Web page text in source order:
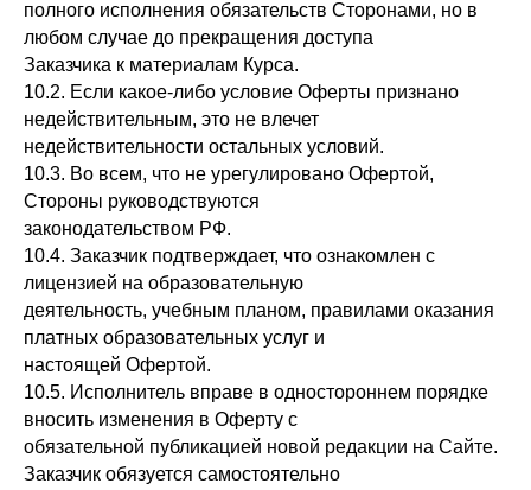
полного исполнения обязательств Сторонами, но в
любом случае до прекращения доступа
Заказчика к материалам Курса.
10.2. Если какое-либо условие Оферты признано
недействительным, это не влечет
недействительности остальных условий.
10.3. Во всем, что не урегулировано Офертой,
Стороны руководствуются
законодательством РФ.
10.4. Заказчик подтверждает, что ознакомлен с
лицензией на образовательную
деятельность, учебным планом, правилами оказания
платных образовательных услуг и
настоящей Офертой.
10.5. Исполнитель вправе в одностороннем порядке
вносить изменения в Оферту с
обязательной публикацией новой редакции на Сайте.
Заказчик обязуется самостоятельно